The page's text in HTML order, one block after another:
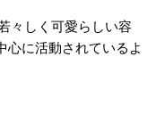
々しく可愛らしい容
心に活動されているよ